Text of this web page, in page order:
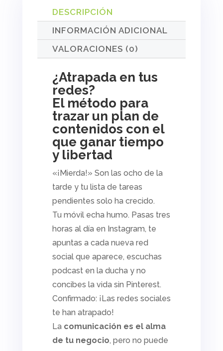
DESCRIPCIÓN
INFORMACIÓN ADICIONAL
VALORACIONES (0)
¿Atrapada en tus
redes?
El método para
trazar un plan de
contenidos con el
que ganar tiempo
y libertad
«¡Mierda!» Son las ocho de la
tarde y tu lista de tareas
pendientes solo ha crecido.
Tu móvil echa humo. Pasas tres
horas al día en Instagram, te
apuntas a cada nueva red
social que aparece, escuchas
podcast en la ducha y no
concibes la vida sin Pinterest.
Confirmado: ¡Las redes sociales
te han atrapado!
La comunicación es el alma
de tu negocio, pero no puede